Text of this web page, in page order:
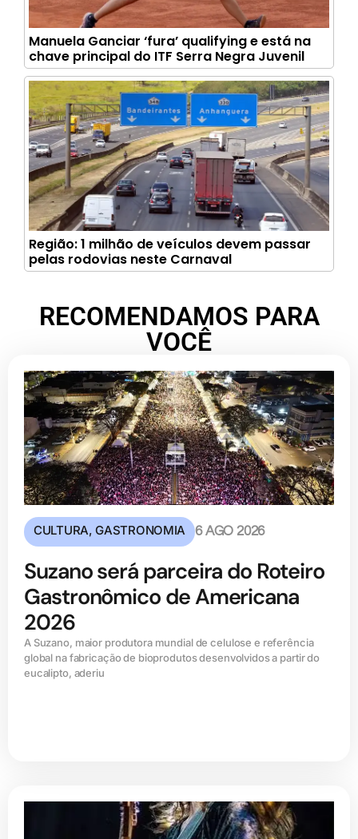
Manuela Ganciar ‘fura’ qualifying e está na
chave principal do ITF Serra Negra Juvenil
Região: 1 milhão de veículos devem passar
pelas rodovias neste Carnaval
RECOMENDAMOS PARA
VOCÊ
CULTURA,GASTRONOMIA 6 AGO 2026
Suzano será parceira do Roteiro
Gastronômico de Americana
2026
A Suzano, maior produtora mundial de celulose e referência
global na fabricação de bioprodutos desenvolvidos a partir do
eucalipto, aderiu